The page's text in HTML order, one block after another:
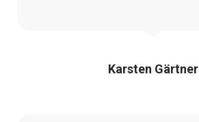
Karsten Gärtner